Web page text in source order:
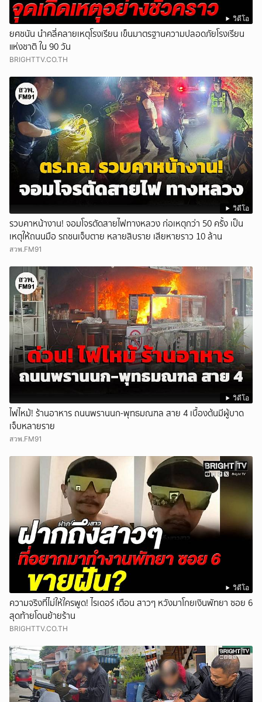
วิดีโอ
ยศชนัน นำคลี่คลายเหตุโรงเรียน เข็นมาตรฐานความปลอดภัยโรงเรียน
แห่งชาติ ใน 90 วัน
BRIGHTTV.CO.TH
วิดีโอ
รวบคาหน้างาน! จอมโจรตัดสายไฟทางหลวง ก่อเหตุกว่า 50 ครั้ง เป็น
เหตุให้ถนนมือ รถชนเจ็บตาย หลายสิบราย เสียหายราว 10 ล้าน
สวพ.FM91
วิดีโอ
ไฟไหม้! ร้านอาหาร ถนนพรานนก-พุทธมณฑล สาย 4 เบื้องต้นมีผู้บาด
เจ็บหลายราย
สวพ.FM91
วิดีโอ
ความจริงที่ไม่ให้ใครพูด! ไรเดอร์ เตือน สาวๆ หวังมาโกยเงินพัทยา ซอย 6
สุดท้ายโดนย้ายร้าน
BRIGHTTV.CO.TH